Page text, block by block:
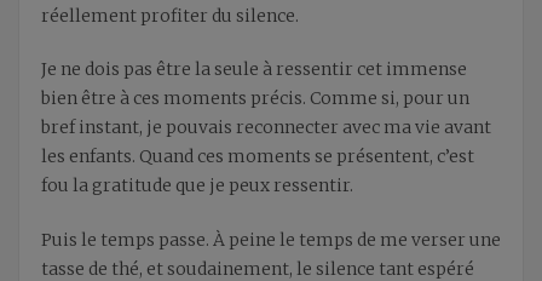
réellement profiter du silence.
Je ne dois pas être la seule à ressentir cet immense
bien être à ces moments précis. Comme si, pour un
bref instant, je pouvais reconnecter avec ma vie avant
les enfants. Quand ces moments se présentent, c’est
fou la gratitude que je peux ressentir.
Puis le temps passe. À peine le temps de me verser une
tasse de thé, et soudainement, le silence tant espéré